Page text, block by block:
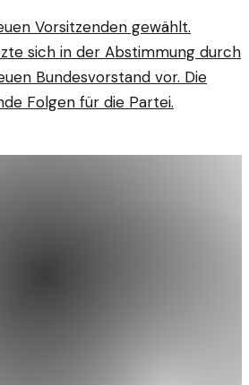
Vorsitzenden gewählt.
sich in der Abstimmung durch
Bundesvorstand vor. Die
Folgen für die Partei.